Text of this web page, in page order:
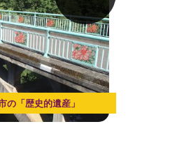
の「歴史的遺産」